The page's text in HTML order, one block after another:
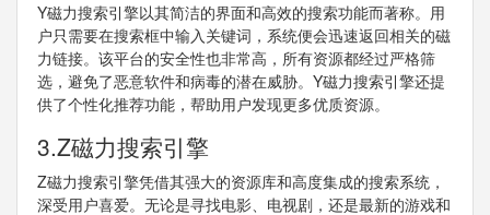
Y磁力搜索引擎以其简洁的界面和高效的搜索功能而著称。用
户只需要在搜索框中输入关键词，系统便会迅速返回相关的磁
力链接。该平台的安全性也非常高，所有资源都经过严格筛
选，避免了恶意软件和病毒的潜在威胁。Y磁力搜索引擎还提
供了个性化推荐功能，帮助用户发现更多优质资源。
3.Z磁力搜索引擎
Z磁力搜索引擎凭借其强大的资源库和高度集成的搜索系统，
深受用户喜爱。无论是寻找电影、电视剧，还是最新的游戏和